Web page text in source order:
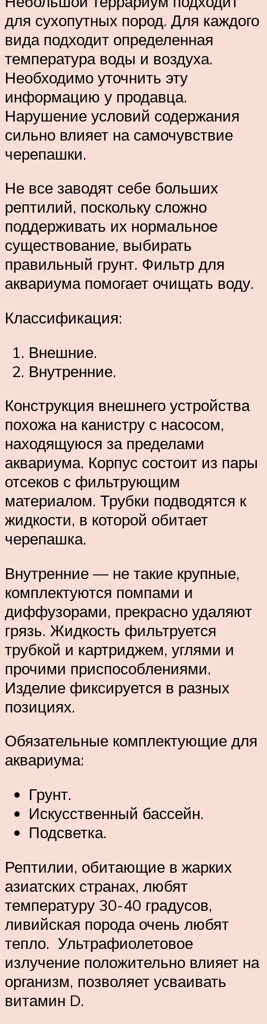
для сухопутных пород. Для каждого
вида подходит определенная
температура воды и воздуха.
Необходимо уточнить эту
информацию у продавца.
Нарушение условий содержания
сильно влияет на самочувствие
черепашки.
Не все заводят себе больших
рептилий, поскольку сложно
поддерживать их нормальное
существование, выбирать
правильный грунт. Фильтр для
аквариума помогает очищать воду.
Классификация:
Внешние.
Внутренние.
Конструкция внешнего устройства
похожа на канистру с насосом,
находящуюся за пределами
аквариума. Корпус состоит из пары
отсеков с фильтрующим
материалом. Трубки подводятся к
жидкости, в которой обитает
черепашка.
Внутренние — не такие крупные,
комплектуются помпами и
диффузорами, прекрасно удаляют
грязь. Жидкость фильтруется
трубкой и картриджем, углями и
прочими приспособлениями.
Изделие фиксируется в разных
позициях.
Обязательные комплектующие для
аквариума:
Грунт.
Искусственный бассейн.
Подсветка.
Рептилии, обитающие в жарких
азиатских странах, любят
температуру 30-40 градусов,
ливийская порода очень любят
тепло. Ультрафиолетовое
излучение положительно влияет на
организм, позволяет усваивать
витамин D.